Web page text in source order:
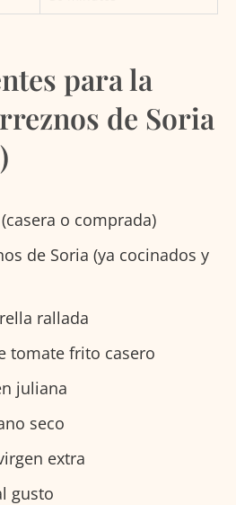
para la
de Soria
o comprada)
de Soria (ya cocinados y
rallada
tomate frito casero
juliana
seco
extra
gusto